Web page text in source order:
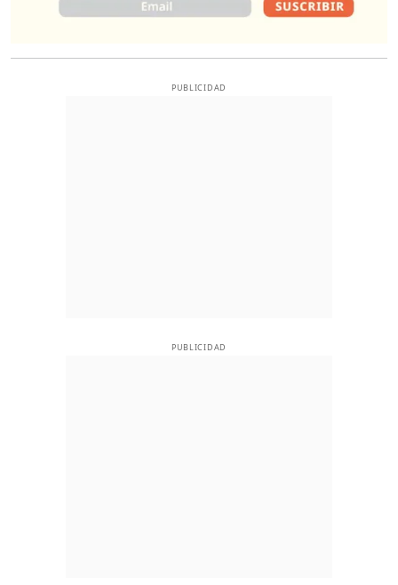
PUBLICIDAD
PUBLICIDAD